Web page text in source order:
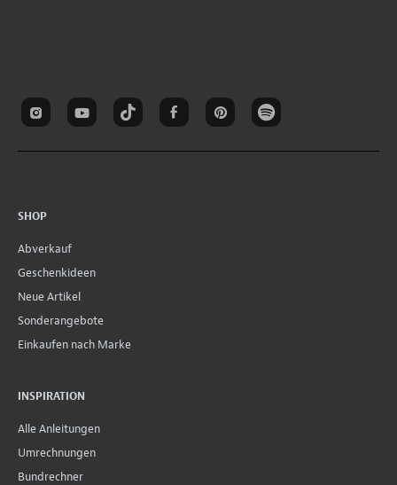
SHOP
Abverkauf
Geschenkideen
Neue Artikel
Sonderangebote
Einkaufen nach Marke
INSPIRATION
Alle Anleitungen
Umrechnungen
Bundrechner